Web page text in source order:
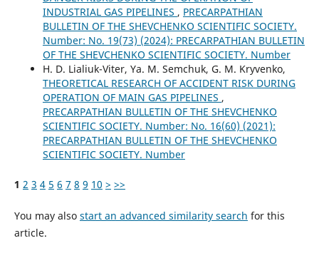
INDUSTRIAL GAS PIPELINES , PRECARPATHIAN
BULLETIN OF THE SHEVCHENKO SCIENTIFIC SOCIETY.
Number: No. 19(73) (2024): PRECARPATHIAN BULLETIN
OF THE SHEVCHENKO SCIENTIFIC SOCIETY. Number
H. D. Lialiuk-Viter, Ya. M. Semchuk, G. M. Kryvenko,
THEORETICAL RESEARCH OF ACCIDENT RISK DURING
OPERATION OF MAIN GAS PIPELINES ,
PRECARPATHIAN BULLETIN OF THE SHEVCHENKO
SCIENTIFIC SOCIETY. Number: No. 16(60) (2021):
PRECARPATHIAN BULLETIN OF THE SHEVCHENKO
SCIENTIFIC SOCIETY. Number
1 2 3 4 5 6 7 8 9 10 > >>
You may also start an advanced similarity search for this
article.